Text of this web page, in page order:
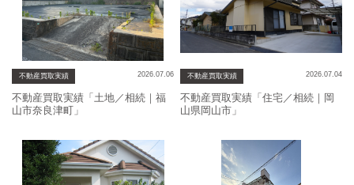
不動産買取実績 2026.07.06
不動産買取実績「土地／相続｜福
山市奈良津町」
不動産買取実績 2026.07.04
不動産買取実績「住宅／相続｜岡
山県岡山市」